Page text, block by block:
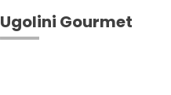
Ugolini Gourmet